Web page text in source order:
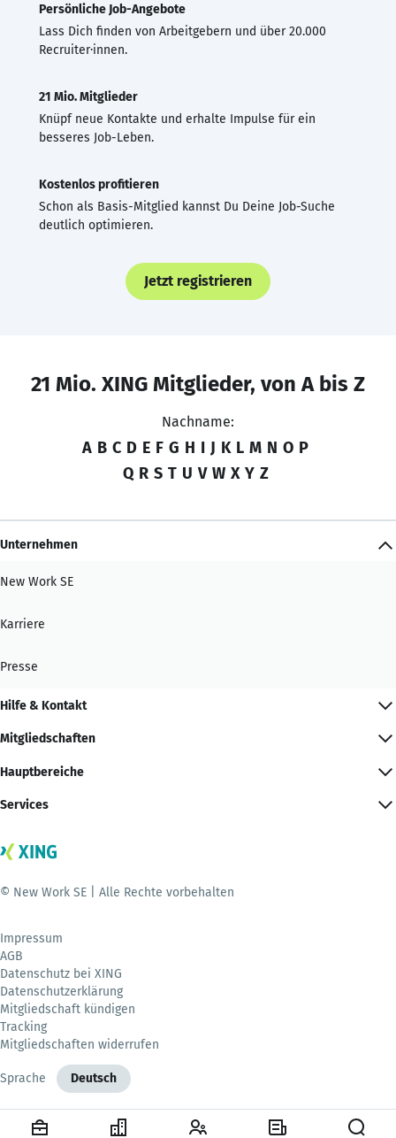
Persönliche Job-Angebote
Lass Dich finden von Arbeitgebern und über 20.000
Recruiter·innen.
21 Mio. Mitglieder
Knüpf neue Kontakte und erhalte Impulse für ein
besseres Job-Leben.
Kostenlos profitieren
Schon als Basis-Mitglied kannst Du Deine Job-Suche
deutlich optimieren.
Jetzt registrieren
21 Mio. XING Mitglieder, von A bis Z
Nachname:
A B C D E F G H I J K L M N O P
Q R S T U V W X Y Z
Unternehmen
New Work SE
Karriere
Presse
Hilfe & Kontakt
Mitgliedschaften
Hauptbereiche
Services
© New Work SE | Alle Rechte vorbehalten
Impressum
AGB
Datenschutz bei XING
Datenschutzerklärung
Mitgliedschaft kündigen
Tracking
Mitgliedschaften widerrufen
Sprache Deutsch